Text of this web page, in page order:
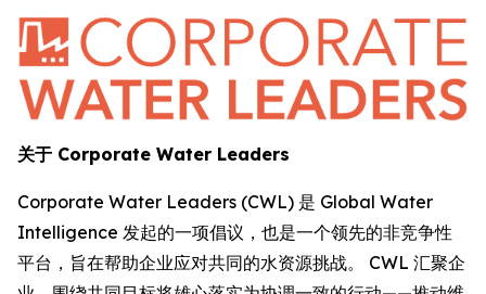
关于 Corporate Water Leaders
Corporate Water Leaders (CWL) 是 Global Water
Intelligence 发起的一项倡议，也是一个领先的非竞争性
平台，旨在帮助企业应对共同的水资源挑战。 CWL 汇聚企